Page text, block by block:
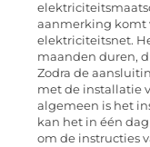
aanmerking komt
elektriciteitsnet.
maanden duren,
Zodra de
met de installatie
algemeen is het
kan het in één
om de instructies